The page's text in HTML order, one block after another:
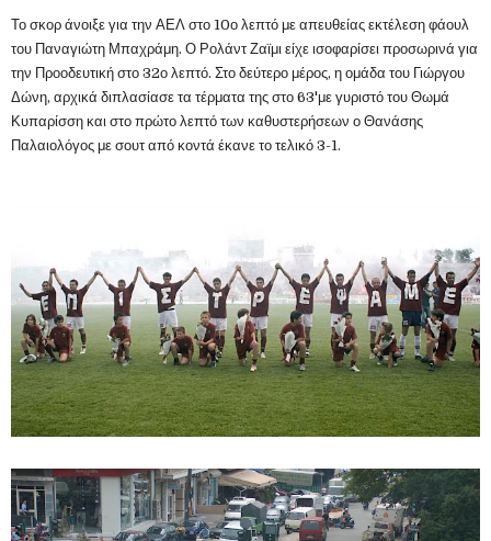
Το σκορ άνοιξε για την ΑΕΛ στο 10ο λεπτό με απευθείας εκτέλεση φάουλ
του Παναγιώτη Μπαχράμη. Ο Ρολάντ Ζαϊμι είχε ισοφαρίσει προσωρινά για
την Προοδευτική στο 32ο λεπτό. Στο δεύτερο μέρος, η ομάδα του Γιώργου
Δώνη, αρχικά διπλασίασε τα τέρματα της στο 63'με γυριστό του Θωμά
Κυπαρίσση και στο πρώτο λεπτό των καθυστερήσεων ο Θανάσης
Παλαιολόγος με σουτ από κοντά έκανε το τελικό 3-1.